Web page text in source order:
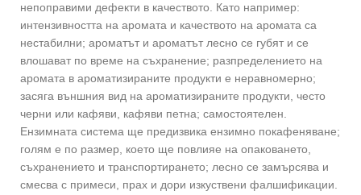
непоправими дефекти в качеството. Като например:
интензивността на аромата и качеството на аромата са
нестабилни; ароматът и ароматът лесно се губят и се
влошават по време на съхранение; разпределението на
аромата в ароматизираните продукти е неравномерно;
засяга външния вид на ароматизираните продукти, често
черни или кафяви, кафяви петна; самостоятелен.
Ензимната система ще предизвика ензимно покафеняване;
голям е по размер, което ще повлияе на опаковането,
съхранението и транспортирането; лесно се замърсява и
смесва с примеси, прах и дори изкуствени фалшификации.